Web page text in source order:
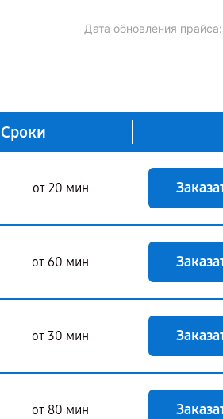
Дата обновления прайса:
Сроки
от 20 мин
от 60 мин
от 30 мин
от 80 мин